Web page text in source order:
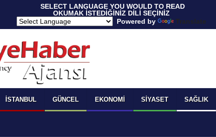
SELECT LANGUAGE YOU WOULD TO READ
OKUMAK İSTEDİĞİNİZ DİLİ SEÇİNİZ
Powered by
Translate
İSTANBUL GÜNCEL EKONOMI SIYASET SAĞLIK